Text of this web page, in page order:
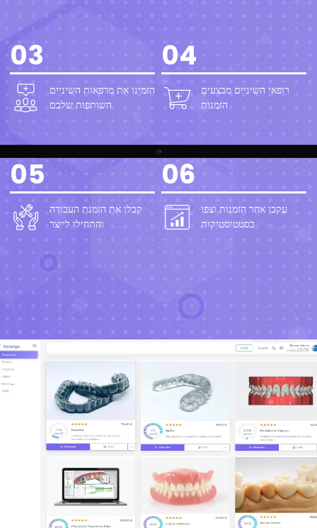
הזמינו את מרפאות השיניים
השותפות שלכם
03
רופאי השיניים מבצעים
הזמנות
04
קבלו את הזמנת העבודה
והתחילו לייצר
05
עקבו אחר הזמנות וצפו
בסטטיסטיקות
06